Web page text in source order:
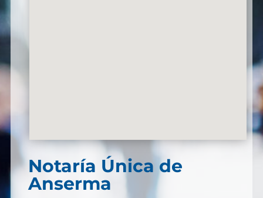
Notaría Única de
Anserma